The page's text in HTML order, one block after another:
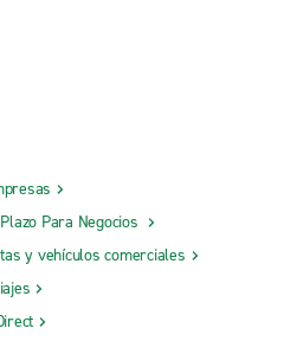
Para Negocios
y vehículos comerciales